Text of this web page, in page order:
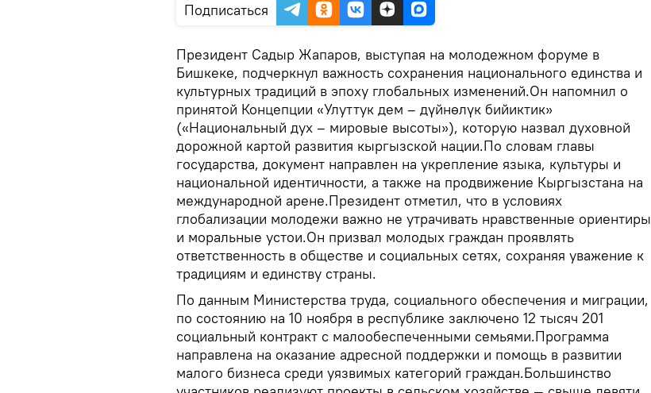
Подписаться
Президент Садыр Жапаров, выступая на молодежном форуме в
Бишкеке, подчеркнул важность сохранения национального единства и
культурных традиций в эпоху глобальных изменений.Он напомнил о
принятой Концепции «Улуттук дем – дүйнөлүк бийиктик»
(«Национальный дух – мировые высоты»), которую назвал духовной
дорожной картой развития кыргызской нации.По словам главы
государства, документ направлен на укрепление языка, культуры и
национальной идентичности, а также на продвижение Кыргызстана на
международной арене.Президент отметил, что в условиях
глобализации молодежи важно не утрачивать нравственные ориентиры
и моральные устои.Он призвал молодых граждан проявлять
ответственность в обществе и социальных сетях, сохраняя уважение к
традициям и единству страны.
По данным Министерства труда, социального обеспечения и миграции,
по состоянию на 10 ноября в республике заключено 12 тысяч 201
социальный контракт с малообеспеченными семьями.Программа
направлена на оказание адресной поддержки и помощь в развитии
малого бизнеса среди уязвимых категорий граждан.Большинство